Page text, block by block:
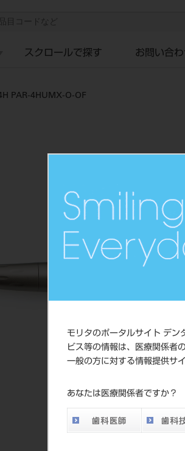
モリタのポータルサイト デン
ビス等の情報は、医療関係者
一般の方に対する情報提供サ
あなたは医療関係者ですか？
スクロールで探す お問い合わ
PAR-4HUMX-O-OF